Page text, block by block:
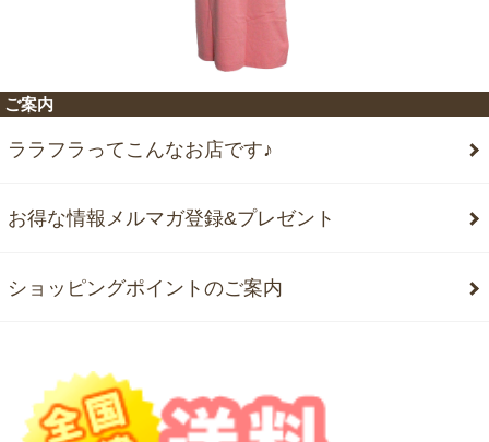
ご案内
ララフラってこんなお店です♪
お得な情報メルマガ登録&プレゼント
ショッピングポイントのご案内